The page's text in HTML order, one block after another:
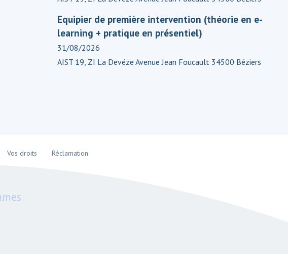
Equipier de première intervention (théorie en e-
learning + pratique en présentiel)
31/08/2026
AIST 19, ZI La Devéze Avenue Jean Foucault 34500 Béziers
Vos droits Réclamation